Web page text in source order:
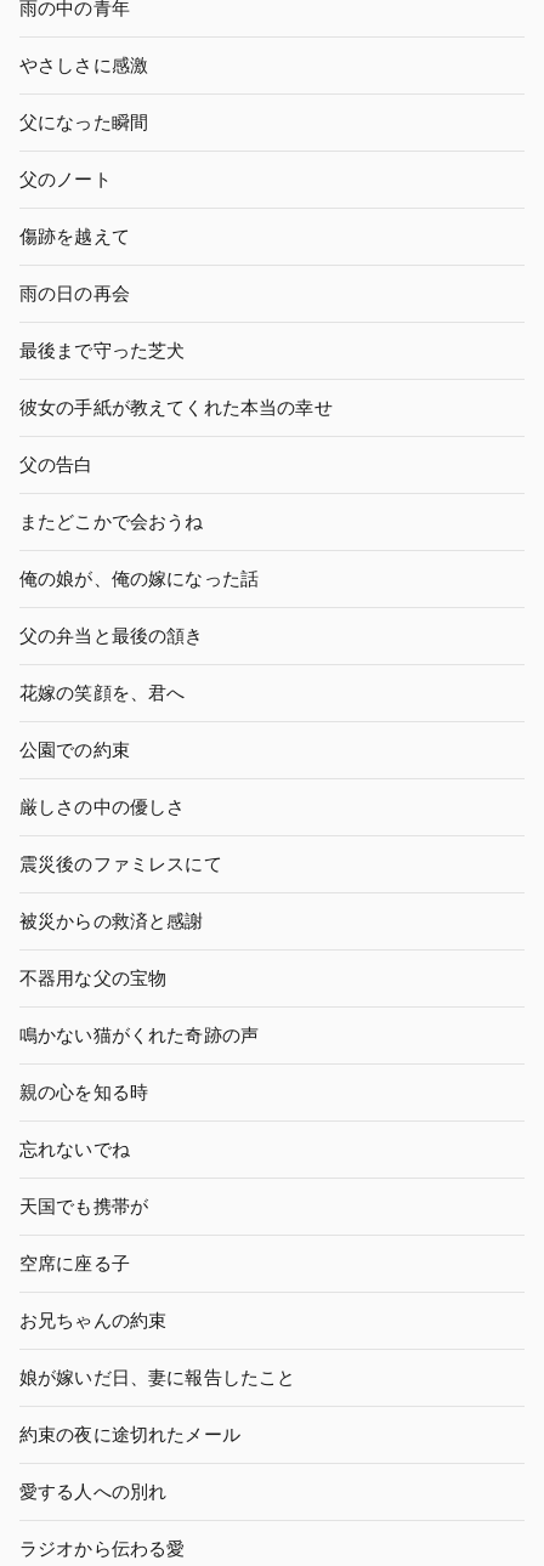
雨の中の青年
やさしさに感激
父になった瞬間
父のノート
傷跡を越えて
雨の日の再会
最後まで守った芝犬
彼女の手紙が教えてくれた本当の幸せ
父の告白
またどこかで会おうね
俺の娘が、俺の嫁になった話
父の弁当と最後の頷き
花嫁の笑顔を、君へ
公園での約束
厳しさの中の優しさ
震災後のファミレスにて
被災からの救済と感謝
不器用な父の宝物
鳴かない猫がくれた奇跡の声
親の心を知る時
忘れないでね
天国でも携帯が
空席に座る子
お兄ちゃんの約束
娘が嫁いだ日、妻に報告したこと
約束の夜に途切れたメール
愛する人への別れ
ラジオから伝わる愛